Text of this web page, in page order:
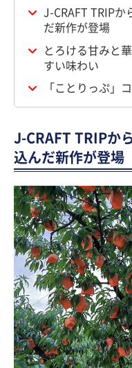
J-CRAFT TRIP
だ新作が登場
とろける甘みと
すい味わい
「ことりっぷ」
J-CRAFT TRIPか
込んだ新作が登場